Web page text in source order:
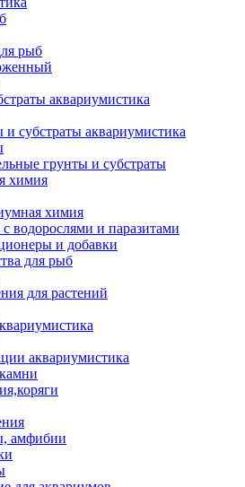
рыб
аквариумистика
и субстраты аквариумистика
грунты и субстраты
химия
химия
с водорослями и паразитами
и добавки
для рыб
для растений
аквариумистика
амфибии